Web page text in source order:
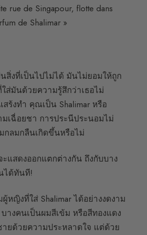
rue de Singapour, flotte dans
de Shalimar »
นสิ่งที่เป็นไปไม่ได้ มันไม่ยอมให้ถูก
ส่มันด้วยความรู้สึกว่าเธอไม่
ร้งทำ คุณเป็น Shalimar หรือ
เฉื่อยชา การประนีประนอมไม่
กลมกลืนเกิดขึ้นหรือไม่
แสดงออกแตกต่างกัน ถึงกับบาง
ได้ทันที!
ญิงที่ใส่ Shalimar ได้อย่างงดงาม
างคนเป็นผมสีเข้ม หรือสีทองแดง
ยด้วยความประหลาดใจ แต่ด้วย